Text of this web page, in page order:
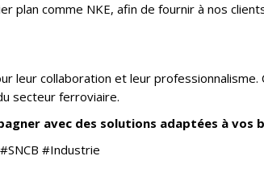
comme NKE, afin de fournir à nos
leur collaboration et leur
secteur ferroviaire.
avec des solutions adaptées à vos
#Industrie